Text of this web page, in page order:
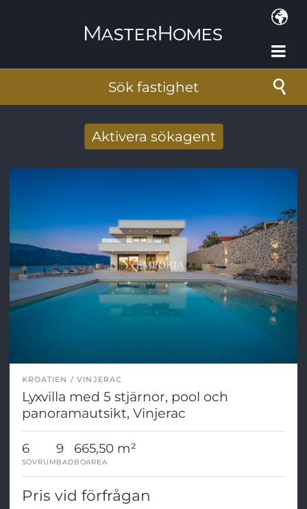
Sök fastighet
Aktivera sökagent
KROATIEN VINJERAC
Lyxvilla med 5 stjärnor, pool och
panoramautsikt, Vinjerac
6
SOVRUM
9
BAD
665,50 m²
BOAREA
Pris vid förfrågan